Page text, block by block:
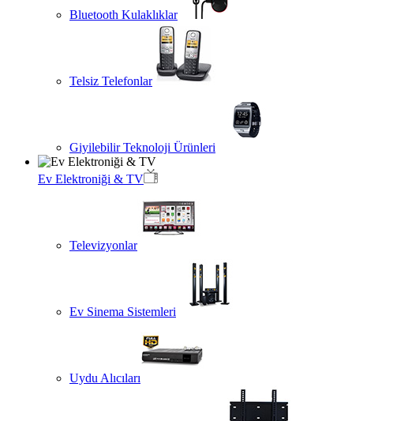
Bluetooth Kulaklıklar
Telsiz Telefonlar
Giyilebilir Teknoloji Ürünleri
Ev Elektroniği & TV
Televizyonlar
Ev Sinema Sistemleri
Uydu Alıcıları